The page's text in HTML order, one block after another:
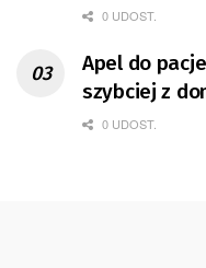
0 UDOST.
Apel do
szybciej z
0 UDOST.